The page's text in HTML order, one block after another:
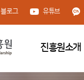
블로그 유튜브
진흥원소개